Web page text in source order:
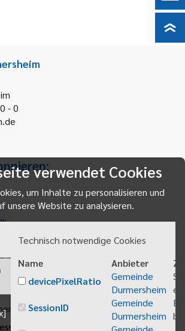
- 0
115
verwendet Cookies
um Inhalte zu personalisieren und
unsere Website zu analysieren.
Technisch notwendige Cookies
Name
Anbieter
devicePixelRatio
Gemeinde
Durmersheim
SessionID
Gemeinde
Durmersheim